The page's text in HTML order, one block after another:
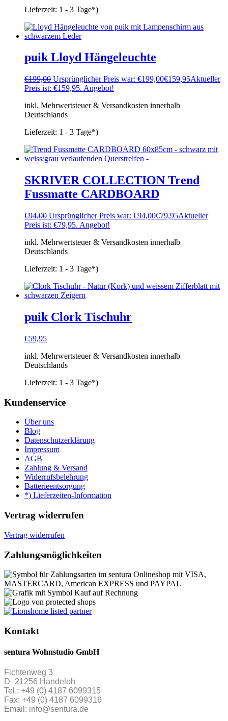
Lieferzeit: 1 - 3 Tage*)
puik Lloyd Hängeleuchte
€199,00 Ursprünglicher Preis war: €199,00€159,95Aktueller
Preis ist: €159,95. Angebot!
inkl. Mehrwertsteuer & Versandkosten innerhalb
Deutschlands
Lieferzeit: 1 - 3 Tage*)
SKRIVER COLLECTION Trend
Fussmatte CARDBOARD
€94,00 Ursprünglicher Preis war: €94,00€79,95Aktueller
Preis ist: €79,95. Angebot!
inkl. Mehrwertsteuer & Versandkosten innerhalb
Deutschlands
Lieferzeit: 1 - 3 Tage*)
puik Clork Tischuhr
€59,95
inkl. Mehrwertsteuer & Versandkosten innerhalb
Deutschlands
Lieferzeit: 1 - 3 Tage*)
Kundenservice
Über uns
Blog
Datenschutzerklärung
Impressum
AGB
Zahlung & Versand
Widerrufsbelehrung
Batterieentsorgung
*) Lieferzeiten-Information
Vertrag widerrufen
Vertrag widerrufen
Zahlungsmöglichkeiten
Kontakt
sentura Wohnstudio GmbH
Fichtenweg 3
D- 21256 Handeloh
Tel.: +49 (0) 4187 6099315
Fax: +49 (0) 4187 6099316
Email: info@sentura.de